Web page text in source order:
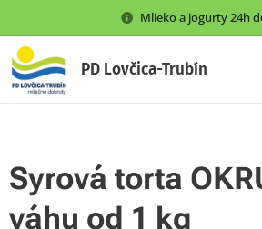
Mlieko a jogurty 24h
PD Lovčica-Trubín
Syrová torta
váhu od 1 kg